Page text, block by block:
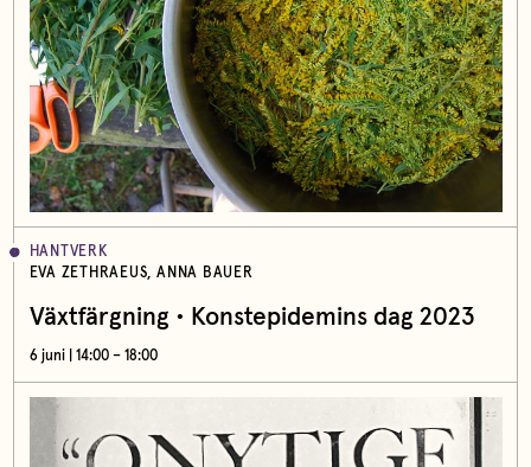
HANTVERK
EVA ZETHRAEUS, ANNA BAUER
Växtfärgning • Konstepidemins dag 2023
6 juni | 14:00 – 18:00